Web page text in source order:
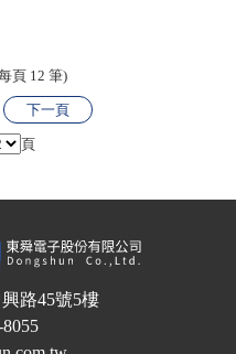
頁 12 筆)
下一頁
頁
路45號5樓